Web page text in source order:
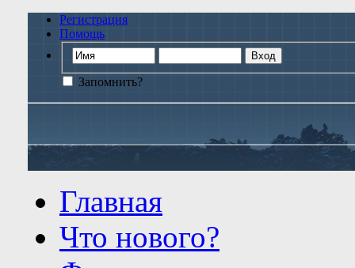
Регистрация
Помощь
Запомнить?
Главная
Что нового?